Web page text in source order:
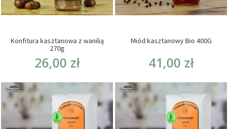
Konfitura kasztanowa z wanilią
270g
26,00 zł
Miód kasztanowy Bio 400G
41,00 zł